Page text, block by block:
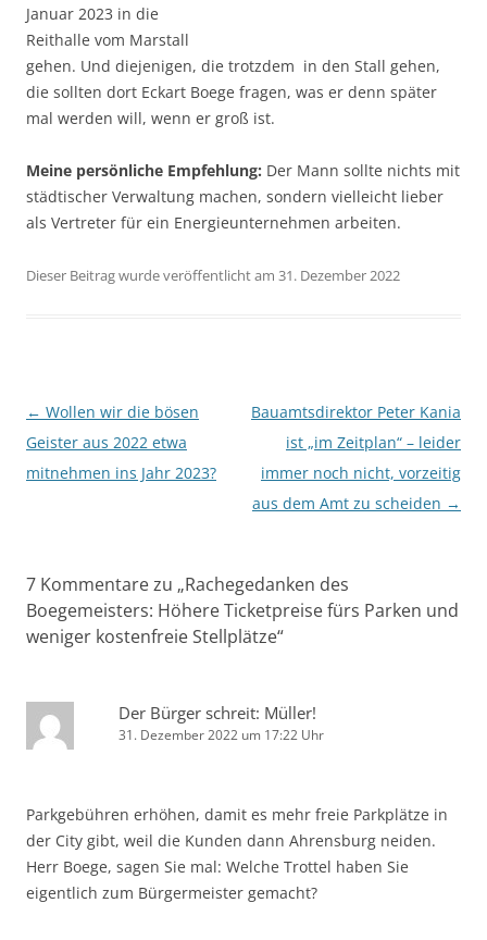
Januar 2023 in die
Reithalle vom Marstall
gehen. Und diejenigen, die trotzdem in den Stall gehen,
die sollten dort Eckart Boege fragen, was er denn später
mal werden will, wenn er groß ist.
Meine persönliche Empfehlung: Der Mann sollte nichts mit
städtischer Verwaltung machen, sondern vielleicht lieber
als Vertreter für ein Energieunternehmen arbeiten.
Dieser Beitrag wurde veröffentlicht am 31. Dezember 2022
Beitragsnavigation
← Wollen wir die bösen
Geister aus 2022 etwa
mitnehmen ins Jahr 2023?
Bauamtsdirektor Peter Kania
ist „im Zeitplan“ – leider
immer noch nicht, vorzeitig
aus dem Amt zu scheiden →
7 Kommentare zu „Rachegedanken des
Boegemeisters: Höhere Ticketpreise fürs Parken und
weniger kostenfreie Stellplätze“
Der Bürger schreit: Müller!
31. Dezember 2022 um 17:22 Uhr
Parkgebühren erhöhen, damit es mehr freie Parkplätze in
der City gibt, weil die Kunden dann Ahrensburg neiden.
Herr Boege, sagen Sie mal: Welche Trottel haben Sie
eigentlich zum Bürgermeister gemacht?